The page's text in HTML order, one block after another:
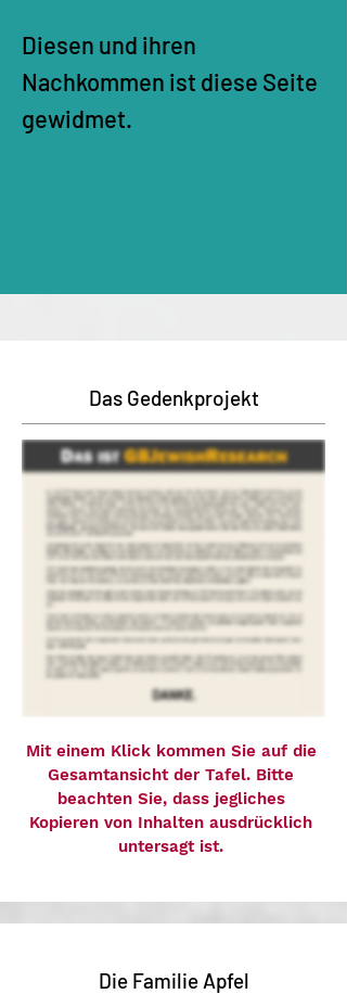
Diesen und ihren
Nachkommen ist diese Seite
gewidmet.
Das Gedenkprojekt
Mit einem Klick kommen Sie auf die
Gesamtansicht der Tafel. Bitte
beachten Sie, dass jegliches
Kopieren von Inhalten ausdrücklich
untersagt ist.
Die Familie Apfel